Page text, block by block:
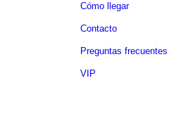
Cómo llegar
Contacto
Preguntas frecuentes
VIP